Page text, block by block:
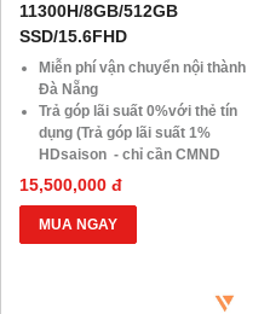
11300H/8GB/512GB
SSD/15.6FHD
Miễn phí vận chuyển nội thành
Đà Nẵng
Trả góp lãi suất 0%với thẻ tín
dụng (Trả góp lãi suất 1%
HDsaison - chỉ cần CMND
BLX hoặc hộ khẩu gốc )
Giảm 20%khi nâng cấp Ram-
SSD
Giảm giá trực tiếp đối với
15,500,000 đ
MUA NGAY